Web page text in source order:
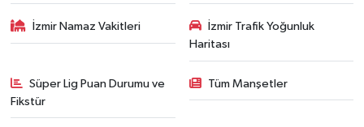
İzmir Namaz Vakitleri
İzmir Trafik Yoğunluk
Haritası
Süper Lig Puan Durumu ve
Fikstür
Tüm Manşetler